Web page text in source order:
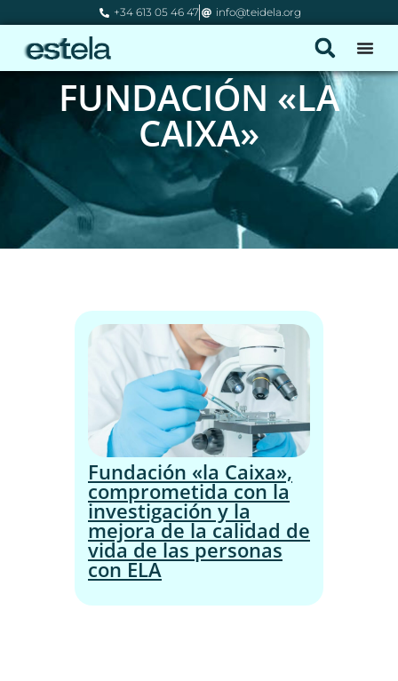
+34 613 05 46 47 info@teidela.org
FUNDACIÓN «LA
CAIXA»
Fundación «la Caixa»,
comprometida con la
investigación y la
mejora de la calidad de
vida de las personas
con ELA